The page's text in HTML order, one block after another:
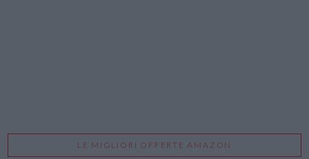
LE MIGLIORI OFFERTE AMAZON